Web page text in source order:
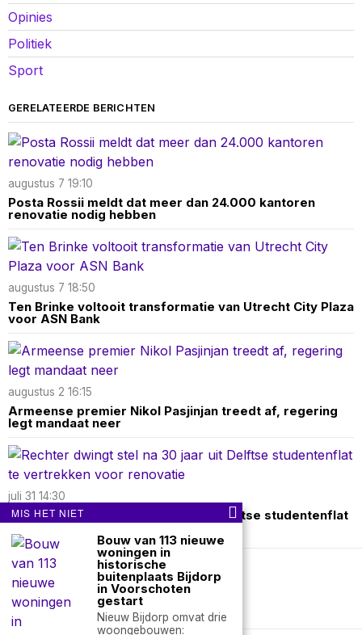
Opinies
Politiek
Sport
GERELATEERDE BERICHTEN
augustus 7 19:10
Posta Rossii meldt dat meer dan 24.000 kantoren
renovatie nodig hebben
augustus 7 18:50
Ten Brinke voltooit transformatie van Utrecht City Plaza
voor ASN Bank
augustus 2 16:15
Armeense premier Nikol Pasjinjan treedt af, regering
legt mandaat neer
juli 31 14:30
Rechter dwingt stel na 30 jaar uit Delftse studentenflat
te vertrekken voor renovatie
Over ons Contact
nieuwsimpuls.online
MIS HET NIET
Bouw van 113 nieuwe
woningen in
historische
buitenplaats Bijdorp
in Voorschoten
gestart
Nieuw Bijdorp omvat drie
woongebouwen: